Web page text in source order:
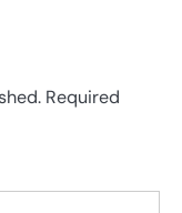
Required